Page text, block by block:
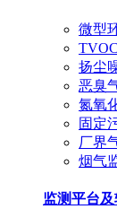
微型
扬尘
恶臭
氮氧
固定
厂界
烟气
监测平台